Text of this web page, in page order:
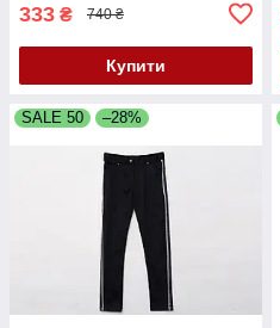
333 ₴ 740 ₴
Купити
SALE 50 –28%